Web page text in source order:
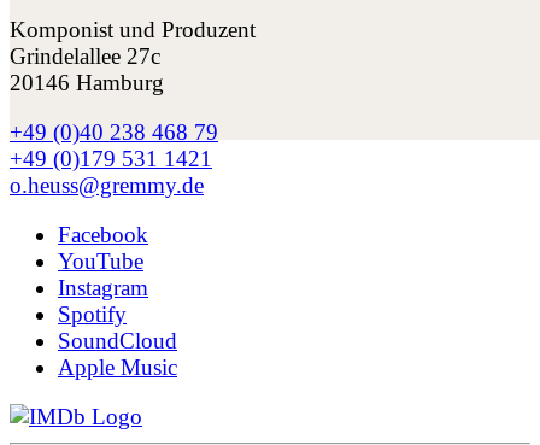
Komponist und Produzent
Grindelallee 27c
20146 Hamburg
+49 (0)40 238 468 79
+49 (0)179 531 1421
o.heuss@gremmy.de
Facebook
YouTube
Instagram
Spotify
SoundCloud
Apple Music